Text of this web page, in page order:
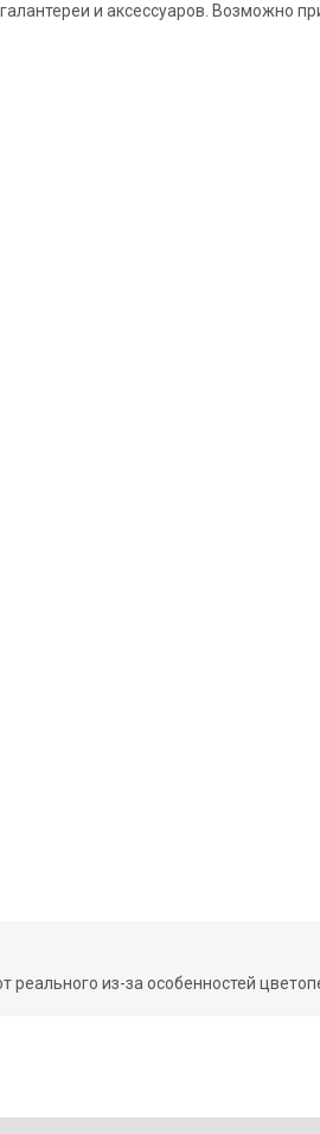
и аксессуаров. Возможно
реального из-за особенностей